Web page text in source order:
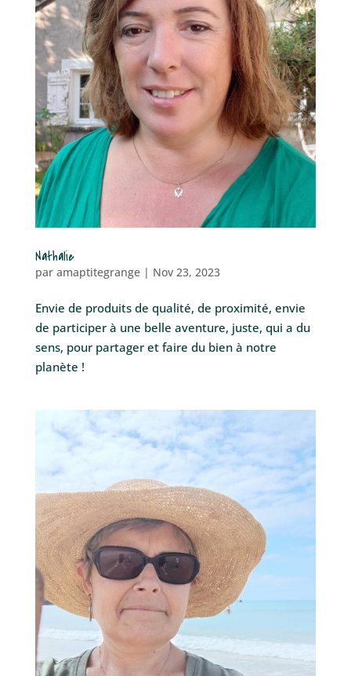
Nathalie
par amaptitegrange| Nov 23, 2023
Envie de produits de qualité, de proximité, envie
de participer à une belle aventure, juste, qui a du
sens, pour partager et faire du bien à notre
planète !